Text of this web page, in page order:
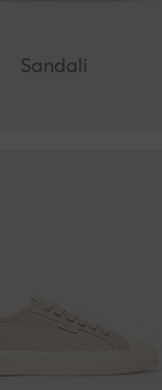
Sandali